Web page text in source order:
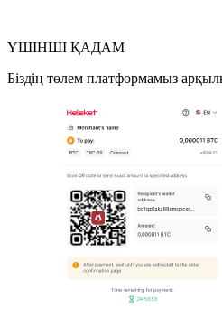
ҮШІНШІ ҚАДАМ
Біздің төлем платформамыз